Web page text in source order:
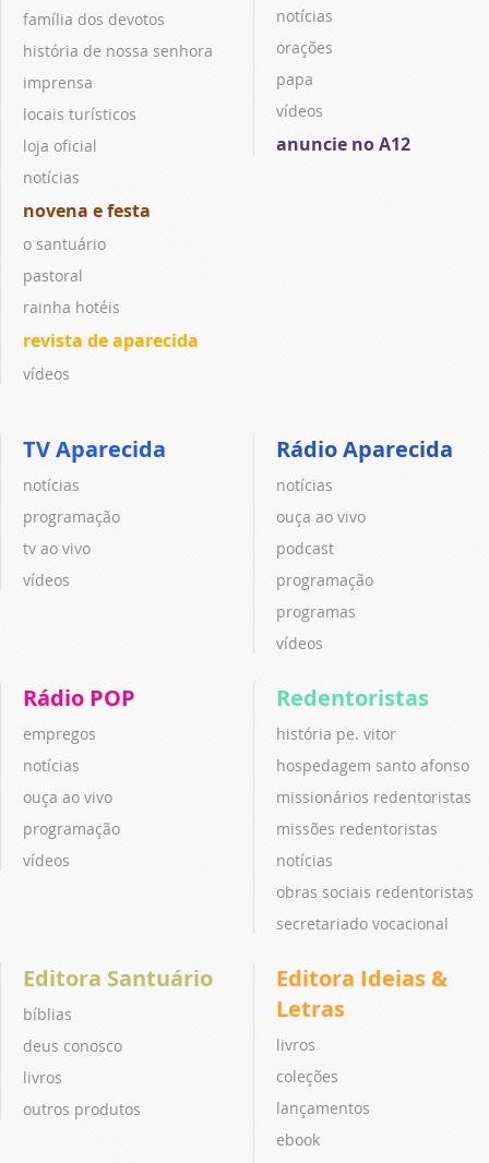
família dos devotos
história de nossa senhora
imprensa
locais turísticos
loja oficial
notícias
novena e festa
o santuário
pastoral
rainha hotéis
revista de aparecida
vídeos
notícias
orações
papa
vídeos
anuncie no A12
TV Aparecida
notícias
programação
tv ao vivo
vídeos
Rádio Aparecida
notícias
ouça ao vivo
podcast
programação
programas
vídeos
Rádio POP
empregos
notícias
ouça ao vivo
programação
vídeos
Redentoristas
história pe. vitor
hospedagem santo afonso
missionários redentoristas
missões redentoristas
notícias
obras sociais redentoristas
secretariado vocacional
Editora Santuário
bíblias
deus conosco
livros
outros produtos
Editora Ideias &
Letras
livros
coleções
lançamentos
ebook